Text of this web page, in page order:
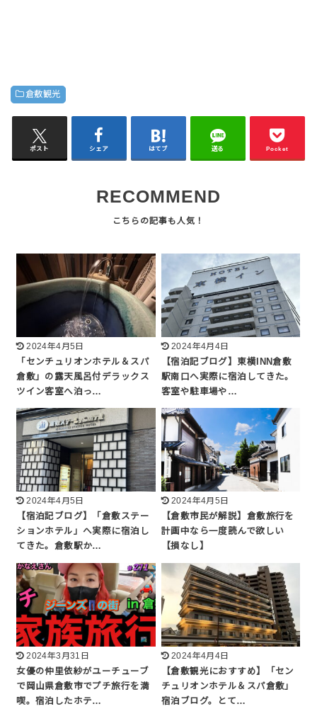
倉敷観光
ポスト シェア はてブ 送る Pocket
RECOMMEND
2024年4月5日
「センチュリオンホテル＆スパ
倉敷」の露天風呂付デラックス
ツイン客室へ泊っ…
2024年4月4日
【宿泊記ブログ】東横INN倉敷
駅南口へ実際に宿泊してきた。
客室や駐車場や…
2024年4月5日
【宿泊記ブログ】「倉敷ステー
ションホテル」へ実際に宿泊し
てきた。倉敷駅か…
2024年4月5日
【倉敷市民が解説】倉敷旅行を
計画中なら一度読んで欲しい
【損なし】
2024年3月31日
女優の仲里依紗がユーチューブ
で岡山県倉敷市でプチ旅行を満
喫。宿泊したホテ…
2024年4月4日
【倉敷観光におすすめ】「セン
チュリオンホテル＆スパ倉敷」
宿泊ブログ。とて…